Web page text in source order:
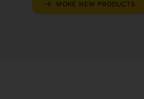
MORE NEW PRODUCTS